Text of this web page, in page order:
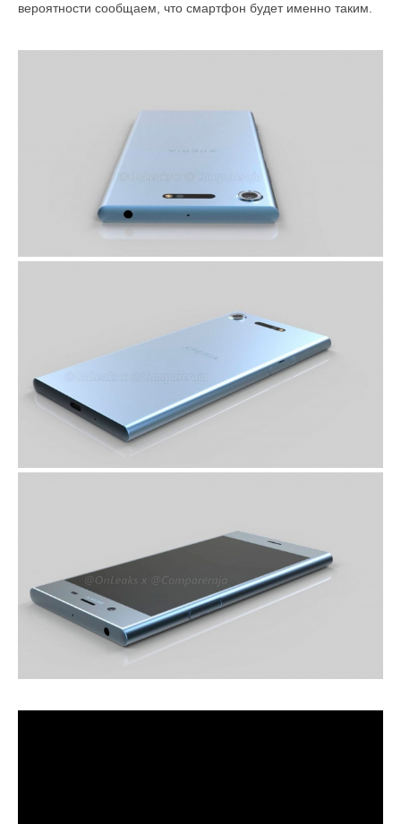
вероятности сообщаем, что смартфон будет именно таким.